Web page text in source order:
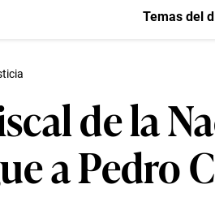
Temas del
de la
a Pedro